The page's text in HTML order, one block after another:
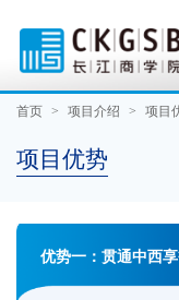
首页 > 项目介绍 > 项目
项目优势
优势一：贯通中西